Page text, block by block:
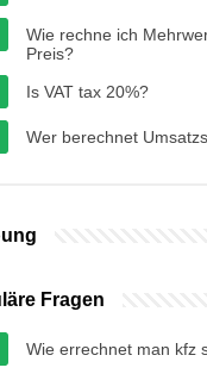
Wie rechne ich
Preis?
Is VAT tax 20%?
Wer berechnet
Fragen
Wie errechnet man kfz